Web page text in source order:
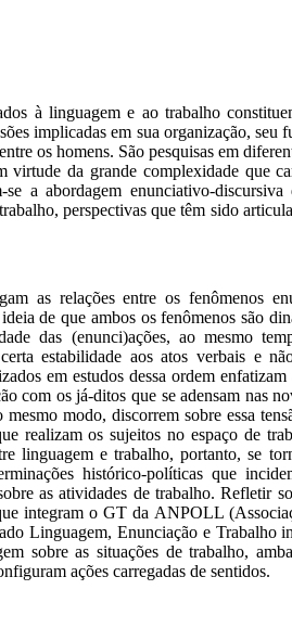
à linguagem e ao trabalho
implicadas em sua organização, seu
os homens. São pesquisas em
virtude da grande complexidade que
se a abordagem enunciativo-
perspectivas que têm sido
as relações entre os fenômenos
de que ambos os fenômenos são
das (enunci)ações, ao mesmo
estabilidade aos atos verbais e
em estudos dessa ordem
com os já-ditos que se adensam nas
mesmo modo, discorrem sobre essa
realizam os sujeitos no espaço de
linguagem e trabalho, portanto, se
histórico-políticas que
as atividades de trabalho. Refletir
integram o GT da ANPOLL
Linguagem, Enunciação e Trabalho
sobre as situações de trabalho,
ações carregadas de sentidos.